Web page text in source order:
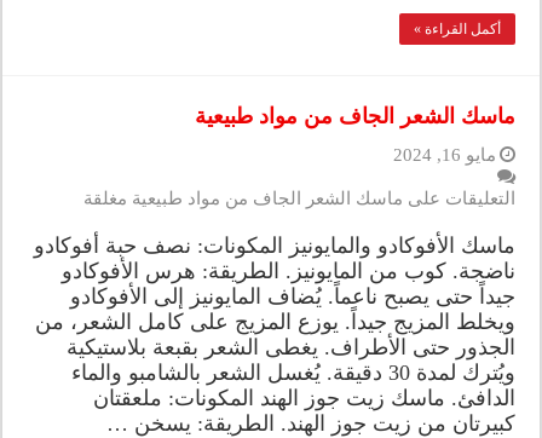
أكمل القراءة »
ماسك الشعر الجاف من مواد طبيعية
مايو 16, 2024
التعليقات على ماسك الشعر الجاف من مواد طبيعية مغلقة
ماسك الأفوكادو والمايونيز المكونات: نصف حبة أفوكادو
ناضجة. كوب من المايونيز. الطريقة: هرس الأفوكادو
جيداً حتى يصبح ناعماً. يُضاف المايونيز إلى الأفوكادو
ويخلط المزيج جيداً. يوزع المزيج على كامل الشعر، من
الجذور حتى الأطراف. يغطى الشعر بقبعة بلاستيكية
ويُترك لمدة 30 دقيقة. يُغسل الشعر بالشامبو والماء
الدافئ. ماسك زيت جوز الهند المكونات: ملعقتان
كبيرتان من زيت جوز الهند. الطريقة: يسخن …